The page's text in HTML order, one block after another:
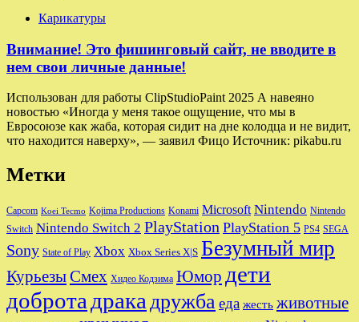
Карикатуры
Внимание! Это фишинговый сайт, не вводите в
нем свои личные данные!
Использован для работы ClipStudioPaint 2025 А навеяно
новостью «Иногда у меня такое ощущение, что мы в
Евросоюзе как жаба, которая сидит на дне колодца и не видит,
что находится наверху», — заявил Фицо Источник: pikabu.ru
Метки
Capcom Koei Tecmo Kojima Productions Konami Microsoft Nintendo Nintendo
Switch Nintendo Switch 2 PlayStation PlayStation 5 PS4 SEGA
Sony State of Play Xbox Xbox Series X|S Безумный мир
КурьезыСмех Хидео Кодзима Юмор дети
добротадракадружбаеда жесть животные